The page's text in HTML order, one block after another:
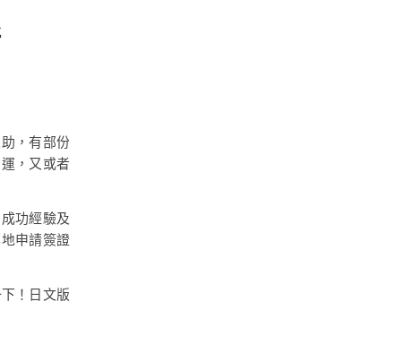
，有部份
，又或者
功經驗及
申請簽證
！日文版